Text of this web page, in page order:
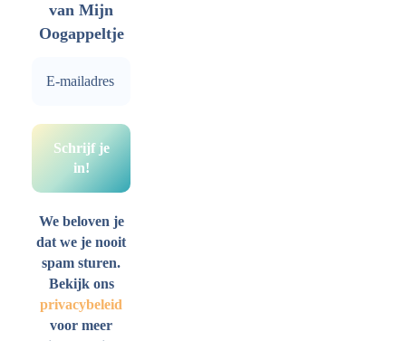
van Mijn
Oogappeltje
We beloven je
dat we je nooit
spam sturen.
Bekijk ons
privacybeleid
voor meer